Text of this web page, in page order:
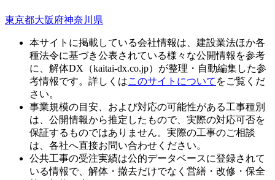
東京都大阪府神奈川県
本サイトに掲載している会社情報は、建設業法ほか各
種法令に基づき公表されている様々な公開情報を参考
に、解体DX（kaitai-dx.co.jp）が整理・自動編集した参
考情報です。詳しくはこのサイトについて をご覧くだ
さい。
事業規模の目安、および対応の可能性がある工事種別
は、公開情報から推定したもので、実際の対応可否を
保証するものではありません。実際の工事のご相談
は、各社へ直接お問い合わせください。
公共工事の受注実績は公的データベースに登録されて
いる情報で、解体・撤去だけでなく営繕・改修・保全